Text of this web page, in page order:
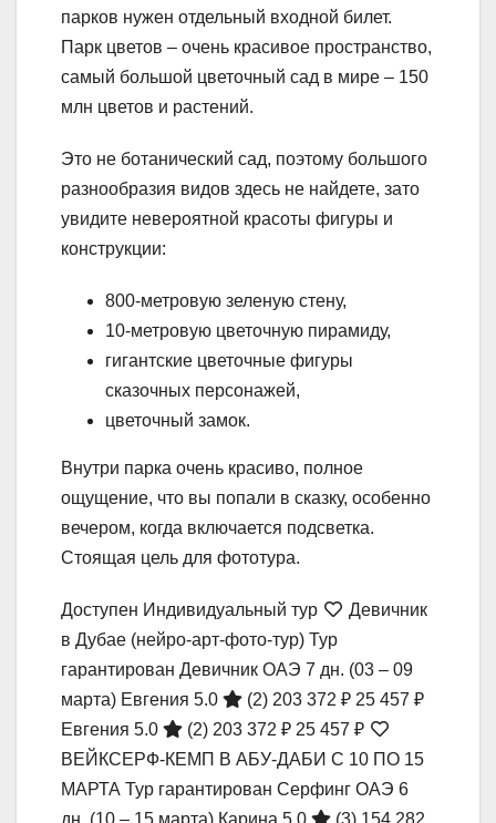
парков нужен отдельный входной билет.
Парк цветов – очень красивое пространство,
самый большой цветочный сад в мире – 150
млн цветов и растений.
Это не ботанический сад, поэтому большого
разнообразия видов здесь не найдете, зато
увидите невероятной красоты фигуры и
конструкции:
800-метровую зеленую стену,
10-метровую цветочную пирамиду,
гигантские цветочные фигуры
сказочных персонажей,
цветочный замок.
Внутри парка очень красиво, полное
ощущение, что вы попали в сказку, особенно
вечером, когда включается подсветка.
Стоящая цель для фототура.
Доступен Индивидуальный тур
Девичник
в Дубае (нейро-арт-фото-тур) Тур
гарантирован Девичник ОАЭ 7 дн. (03 – 09
марта) Евгения 5.0 (2) 203 372 ₽ 25 457 ₽
Евгения 5.0
(2) 203 372 ₽ 25 457 ₽
ВЕЙКСЕРФ-КЕМП В АБУ-ДАБИ С 10 ПО 15
МАРТА Тур гарантирован Серфинг ОАЭ 6